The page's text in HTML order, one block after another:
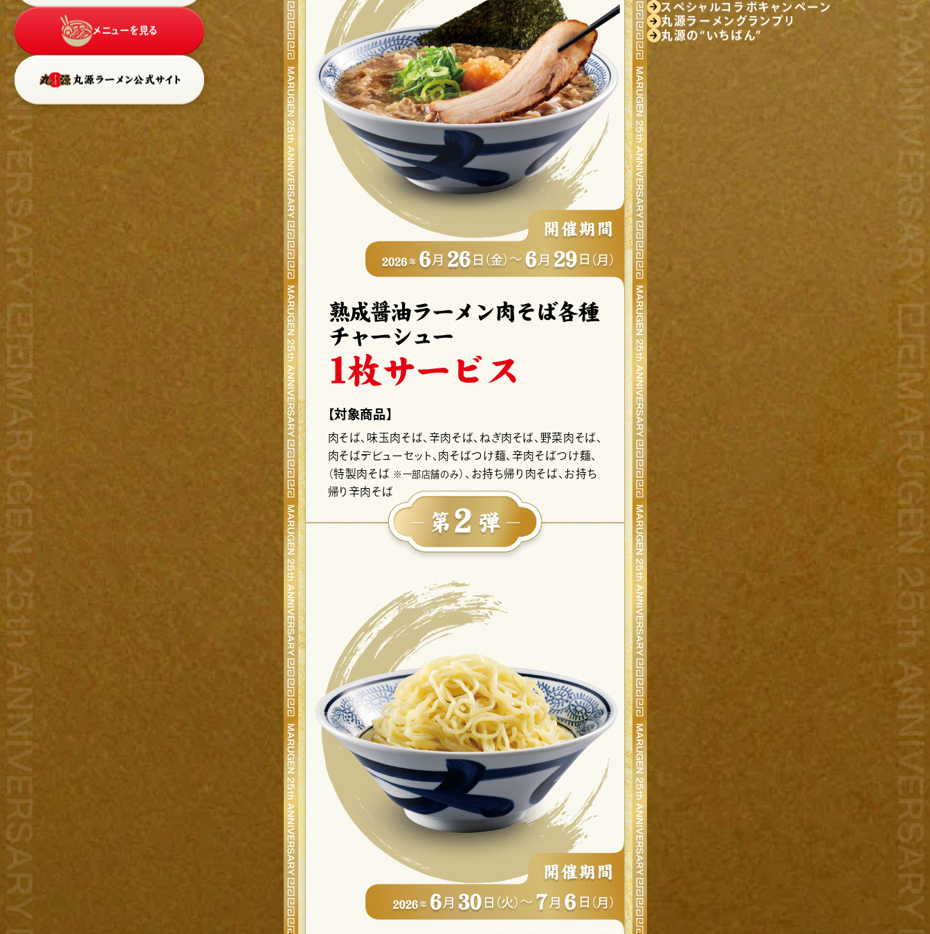
メニューを見る
【対象商品】
肉そば、味玉肉そば、辛肉そば、ねぎ肉そば、野菜肉そば、
肉そばデビューセット、肉そばつけ麺、辛肉そばつけ麺、
（特製肉そば ※一部店舗のみ）、お持ち帰り肉そば、お持ち
帰り辛肉そば
スペシャルコラボキャンペーン
丸源ラーメングランプリ
丸源の“いちばん”